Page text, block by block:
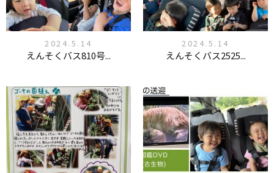
2024.5.14
えんそくバス810号...
2024.5.14
えんそくバス2525...